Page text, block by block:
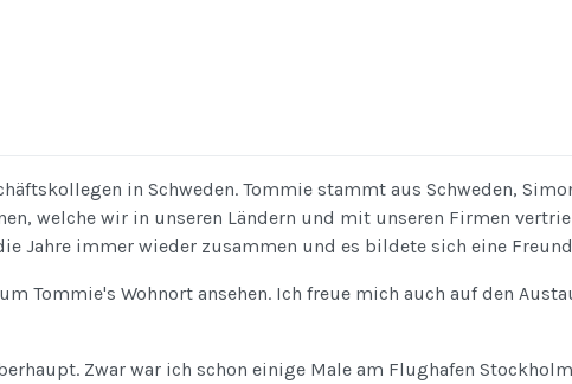
in Schweden. Tommie stammt aus Schweden,
welche wir in unseren Ländern und mit unseren Firmen
Jahre immer wieder zusammen und es bildete sich eine
Tommie's Wohnort ansehen. Ich freue mich auch auf den
Zwar war ich schon einige Male am Flughafen